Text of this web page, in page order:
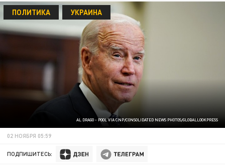
AL DRAGO - POOL VIA CNP/CONSOLIDATED NEWS PHOTOS/GLOBALLOOKPRESS
ПОЛИТИКА УКРАИНА
02 НОЯБРЯ 05:59
ПОДПИШИТЕСЬ: